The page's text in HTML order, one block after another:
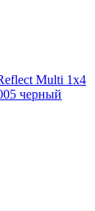
Multi 1x4
черный